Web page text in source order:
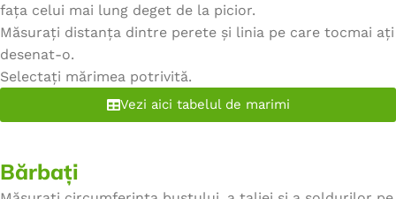
fața celui mai lung deget de la picior.
Măsurați distanța dintre perete și linia pe care tocmai ați
desenat-o.
Selectați mărimea potrivită.
Vezi aici tabelul de marimi
Bărbați